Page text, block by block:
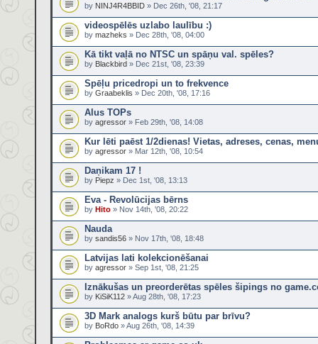
by NINJ4R4BBID » Dec 26th, '08, 21:17
videospēlēs uzlabo laulību :)
by mazheks » Dec 28th, '08, 04:00
Kā tikt vaļā no NTSC un spāņu val. spēles?
by Blackbird » Dec 21st, '08, 23:39
Spēļu pricedropi un to frekvence
by Graabeklis » Dec 20th, '08, 17:16
Alus TOPs
by agressor » Feb 29th, '08, 14:08
Kur lēti paēst 1/2dienas! Vietas, adreses, cenas,
by agressor » Mar 12th, '08, 10:54
Daņikam 17 !
by Piepz » Dec 1st, '08, 13:13
Eva - Revolūcijas bērns
by Hito » Nov 14th, '08, 20:22
Nauda
by sandis56 » Nov 17th, '08, 18:48
Latvijas lati kolekcionēšanai
by agressor » Sep 1st, '08, 21:25
Iznākušas un preorderētas spēles šipings no
by KiSiK112 » Aug 28th, '08, 17:23
3D Mark analogs kurš būtu par brīvu?
by BoRdo » Aug 26th, '08, 14:39